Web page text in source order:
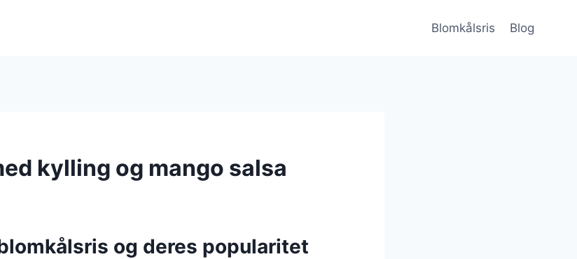
Blomkålsris Blog
kylling og mango salsa
og deres popularitet